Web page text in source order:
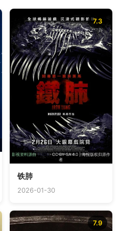
影视资料源自 TMDB· CC BY-SA 4.0 | 海报版权归原作
者
7.3
铁肺
2026-01-30
7.9